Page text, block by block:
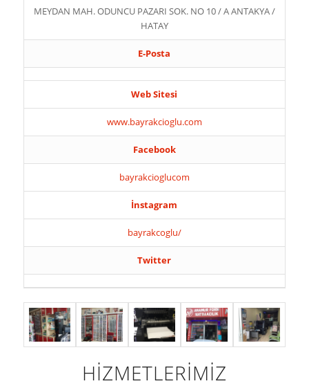
MEYDAN MAH. ODUNCU PAZARI SOK. NO 10 / A ANTAKYA /
HATAY
E-Posta
Web Sitesi
www.bayrakcioglu.com
Facebook
bayrakcioglucom
İnstagram
bayrakcoglu/
Twitter
HİZMETLERİMİZ